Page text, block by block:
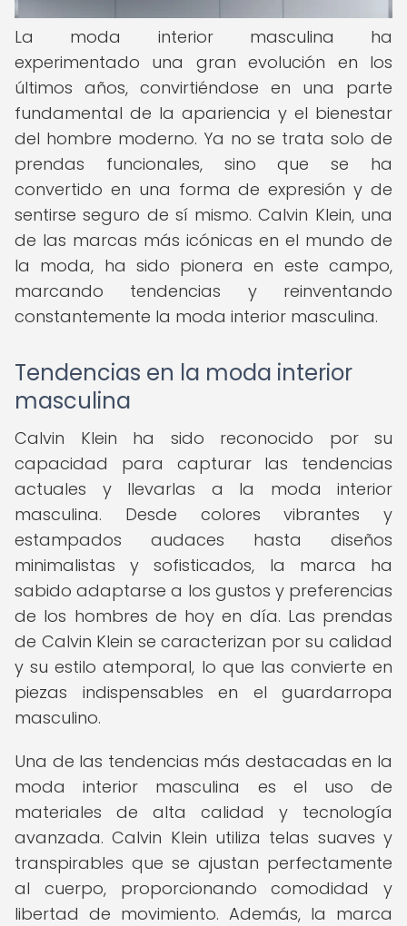
La moda interior masculina ha
experimentado una gran evolución en los
últimos años, convirtiéndose en una parte
fundamental de la apariencia y el bienestar
del hombre moderno. Ya no se trata solo de
prendas funcionales, sino que se ha
convertido en una forma de expresión y de
sentirse seguro de sí mismo. Calvin Klein, una
de las marcas más icónicas en el mundo de
la moda, ha sido pionera en este campo,
marcando tendencias y reinventando
constantemente la moda interior masculina.
Tendencias en la moda interior
masculina
Calvin Klein ha sido reconocido por su
capacidad para capturar las tendencias
actuales y llevarlas a la moda interior
masculina. Desde colores vibrantes y
estampados audaces hasta diseños
minimalistas y sofisticados, la marca ha
sabido adaptarse a los gustos y preferencias
de los hombres de hoy en día. Las prendas
de Calvin Klein se caracterizan por su calidad
y su estilo atemporal, lo que las convierte en
piezas indispensables en el guardarropa
masculino.
Una de las tendencias más destacadas en la
moda interior masculina es el uso de
materiales de alta calidad y tecnología
avanzada. Calvin Klein utiliza telas suaves y
transpirables que se ajustan perfectamente
al cuerpo, proporcionando comodidad y
libertad de movimiento. Además, la marca